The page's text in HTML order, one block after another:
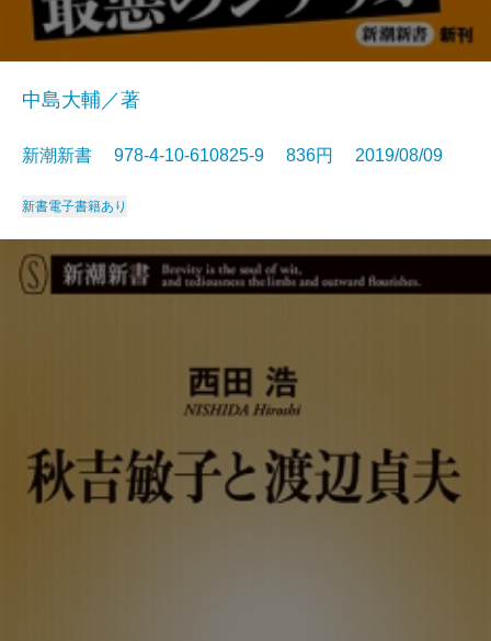
中島大輔／著
新潮新書 978-4-10-610825-9 836円 2019/08/09
新書電子書籍あり